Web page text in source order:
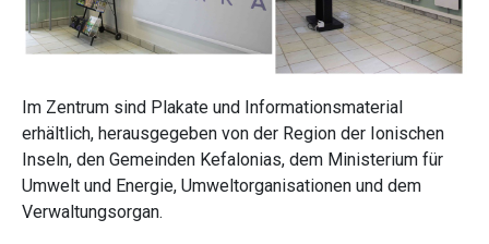
Im Zentrum sind Plakate und Informationsmaterial
erhältlich, herausgegeben von der Region der Ionischen
Inseln, den Gemeinden Kefalonias, dem Ministerium für
Umwelt und Energie, Umweltorganisationen und dem
Verwaltungsorgan.